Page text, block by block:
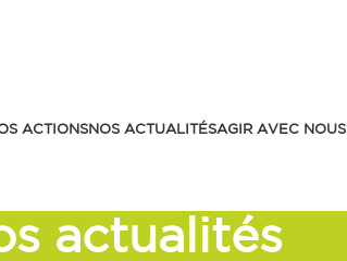
ACTIONSNOS ACTUALITÉSAGIR AVEC NOUS
actualités